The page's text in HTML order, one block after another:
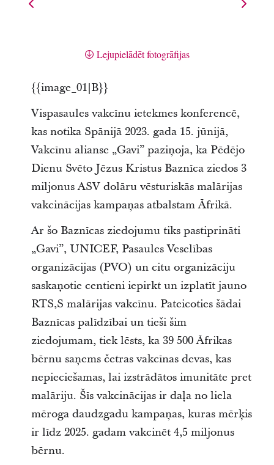
Lejupielādēt fotogrāfijas
{{image_01|B}}
Vispasaules vakcīnu ietekmes konferencē,
kas notika Spānijā 2023. gada 15. jūnijā,
Vakcīnu alianse „Gavi” paziņoja, ka Pēdējo
Dienu Svēto Jēzus Kristus Baznīca ziedos 3
miljonus ASV dolāru vēsturiskās malārijas
vakcinācijas kampaņas atbalstam Āfrikā.
Ar šo Baznīcas ziedojumu tiks pastiprināti
„Gavi”, UNICEF, Pasaules Veselības
organizācijas (PVO) un citu organizāciju
saskaņotie centieni iepirkt un izplatīt jauno
RTS,S malārijas vakcīnu. Pateicoties šādai
Baznīcas palīdzībai un tieši šim
ziedojumam, tiek lēsts, ka 39 500 Āfrikas
bērnu saņems četras vakcīnas devas, kas
nepieciešamas, lai izstrādātos imunitāte pret
malāriju. Šīs vakcinācijas ir daļa no liela
mēroga daudzgadu kampaņas, kuras mērķis
ir līdz 2025. gadam vakcinēt 4,5 miljonus
bērnu.